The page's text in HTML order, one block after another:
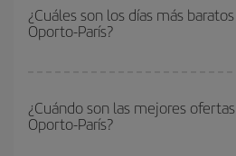
conseguir el vuelo más barato si evitas
compras con antelación y puedes ser
¿Cuáles son los días más
Oporto-París?
que empezar una consulta en nuestro
baratos. Dinos desde dónde vuelas, a
¿Cuándo son las mejores
Oporto-París?